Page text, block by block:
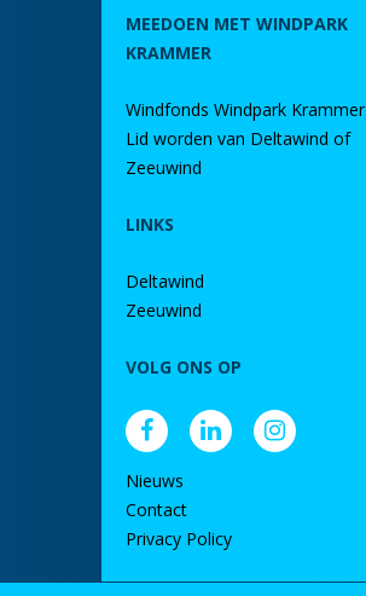
MEEDOEN MET WINDPARK
KRAMMER
Windfonds Windpark Krammer
Lid worden van Deltawind of
Zeeuwind
LINKS
Deltawind
Zeeuwind
VOLG ONS OP
Nieuws
Contact
Privacy Policy